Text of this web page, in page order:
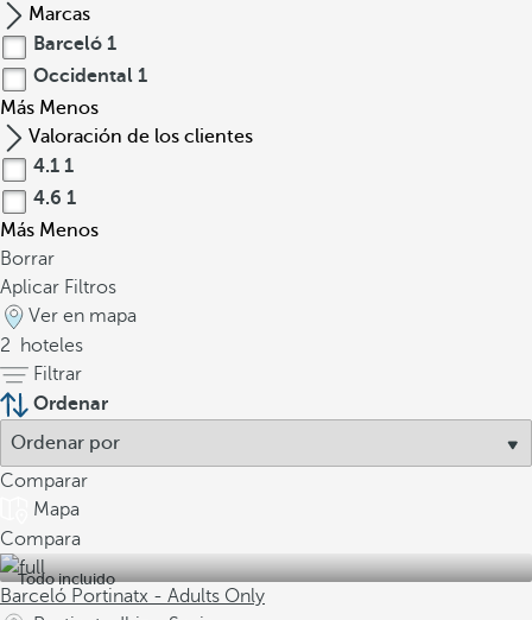
Marcas
Barceló 1
Occidental 1
Más Menos
Valoración de los clientes
4.1 1
4.6 1
Más Menos
Borrar
Aplicar Filtros
Ver en mapa
2
hoteles
Filtrar
Ordenar
Comparar
Mapa
Compara
Todo incluido
Barceló Portinatx - Adults Only